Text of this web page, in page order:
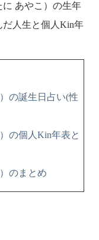
あやこ）の生年
だ人生と個人Kin年
の誕生日占い(性
の個人Kin年表と
のまとめ